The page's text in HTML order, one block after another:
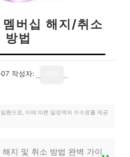
버십 해지/취소
방법
작성자:
환으로, 이에 따른 일정액의 수수료를 제공
지 및 취소 방법 완벽 가이